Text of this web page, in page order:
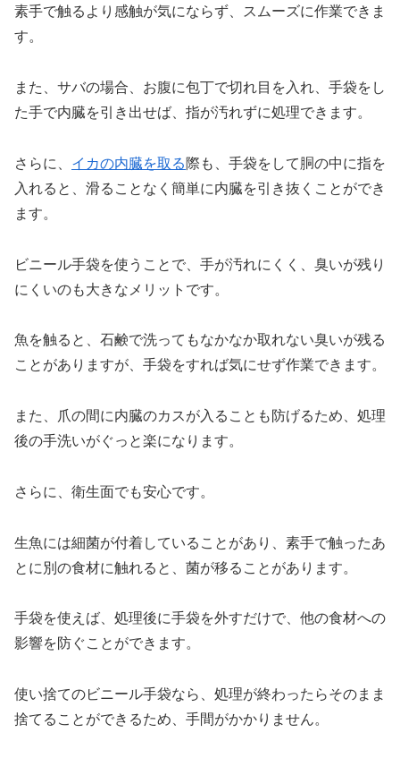
素手で触るより感触が気にならず、スムーズに作業できま
す。
また、サバの場合、お腹に包丁で切れ目を入れ、手袋をし
た手で内臓を引き出せば、指が汚れずに処理できます。
さらに、 イカの内臓を取る際も、手袋をして胴の中に指を
入れると、滑ることなく簡単に内臓を引き抜くことができ
ます。
ビニール手袋を使うことで、手が汚れにくく、臭いが残り
にくいのも大きなメリットです。
魚を触ると、石鹸で洗ってもなかなか取れない臭いが残る
ことがありますが、手袋をすれば気にせず作業できます。
また、爪の間に内臓のカスが入ることも防げるため、処理
後の手洗いがぐっと楽になります。
さらに、衛生面でも安心です。
生魚には細菌が付着していることがあり、素手で触ったあ
とに別の食材に触れると、菌が移ることがあります。
手袋を使えば、処理後に手袋を外すだけで、他の食材への
影響を防ぐことができます。
使い捨てのビニール手袋なら、処理が終わったらそのまま
捨てることができるため、手間がかかりません。